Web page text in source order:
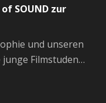
SOUND zur
und unseren
junge Filmstuden…